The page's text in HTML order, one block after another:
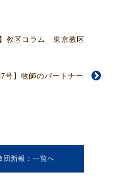
】教区コラム 東京教区
号】牧師のパートナー
団新報